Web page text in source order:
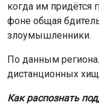
когда им придётся
фоне общая
злоумышленники.
По данным
дистанционных
Как распознать